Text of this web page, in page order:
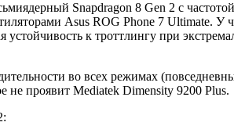
Snapdragon 8 Gen 2 с
Asus ROG Phone 7 Ultimate. У
к троттлингу при
во всех режимах
не проявит Mediatek Dimensity 9200 Plus.